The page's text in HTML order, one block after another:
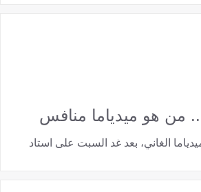
من هو ميدياما منافس
الغاني، بعد غد السبت على استاد